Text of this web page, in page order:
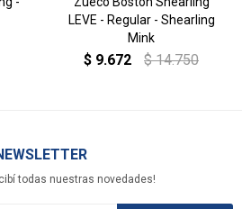
LEVE - Regular - Shearling
Mink
$ 9.672 $ 14.750
todas nuestras novedades!